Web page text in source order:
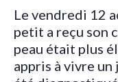
Le vendredi 12
petit a reçu son
peau était plus
appris à vivre un